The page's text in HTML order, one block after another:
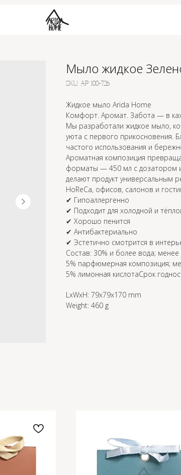
Мыло жидкое
SKU: АР 100-726
Жидкое мыло Arida Home
Комфорт. Аромат. Забота — в
Мы разработали жидкое мыло,
уюта с первого прикосновения.
частого использования и
Ароматная композиция
форматы — 450 мл с дозатором
делают продукт универсальным
HoReCa, офисов, салонов и
✔ Гипоаллергенно
✔ Подходит для холодной и
✔ Хорошо пенится
✔ Антибактериально
✔ Эстетично смотрится в
Состав: 30% и более вода;
5% парфюмерная композиция;
5% лимонная кислотаСрок
LxWxH: 79x79x170 mm
Weight: 460 g